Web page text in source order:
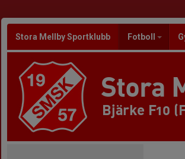
Stora Mellby Sportklubb Fotboll
Stora
Bjärke F10